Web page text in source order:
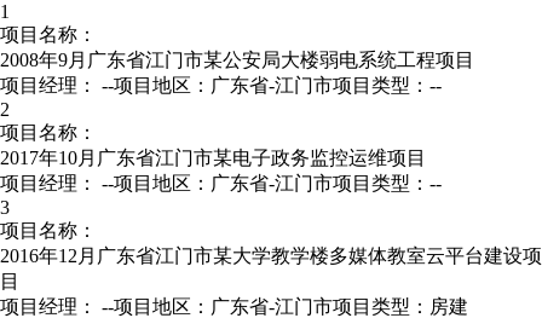
1
项目名称：
2008年9月广东省江门市某公安局大楼弱电系统工程项目
项目经理： --项目地区：广东省-江门市项目类型：--
2
项目名称：
2017年10月广东省江门市某电子政务监控运维项目
项目经理： --项目地区：广东省-江门市项目类型：--
3
项目名称：
2016年12月广东省江门市某大学教学楼多媒体教室云平台建设项
目
项目经理： --项目地区：广东省-江门市项目类型：房建